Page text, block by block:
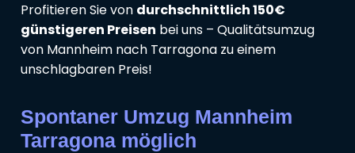
Profitieren Sie von durchschnittlich 150€
günstigeren Preisen bei uns – Qualitätsumzug
von Mannheim nach Tarragona zu einem
unschlagbaren Preis!
Spontaner Umzug Mannheim
Tarragona möglich